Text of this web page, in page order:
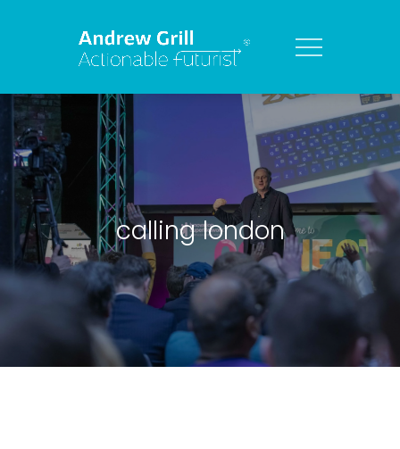
calling london